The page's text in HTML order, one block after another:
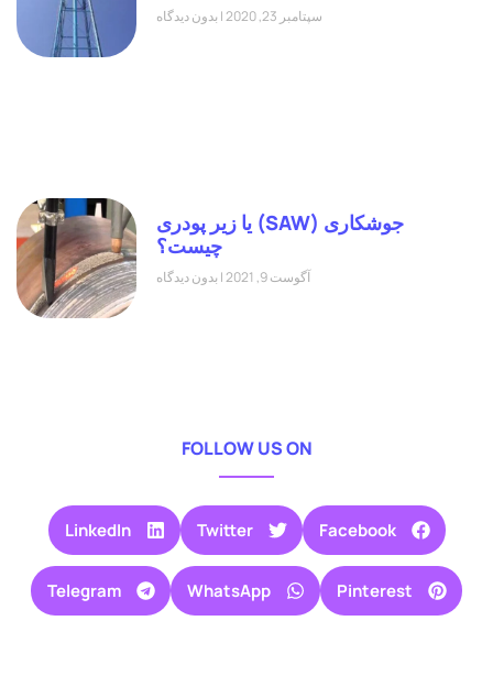
سپتامبر 23, 2020 بدون دیدگاه
جوشکاری (SAW) یا زیر پودری
چیست؟
آگوست 9, 2021 بدون دیدگاه
FOLLOW US ON
Facebook
Twitter
LinkedIn
Pinterest
WhatsApp
Telegram